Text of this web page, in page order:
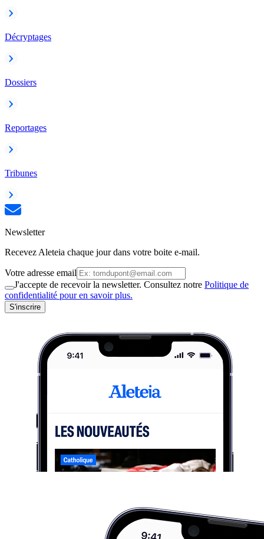
Décryptages
Dossiers
Reportages
Tribunes
Newsletter
Recevez Aleteia chaque jour dans votre boite e-mail.
Votre adresse email
J'accepte de recevoir la newsletter. Consultez notre Politique de
confidentialité pour en savoir plus.
S'inscrire